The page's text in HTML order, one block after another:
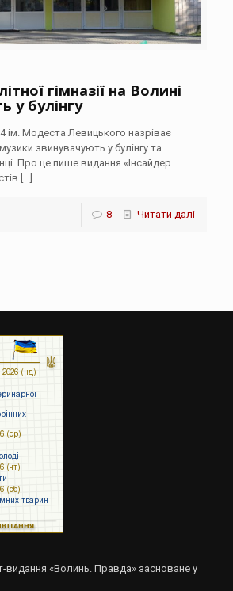
гімназії на Волині
у булінгу
ім. Модеста Левицького назріває
звинувачують у булінгу та
Про це пише видання «Інсайдер
[…]
8 Читати далі
видання «Волинь. Правда» засноване у